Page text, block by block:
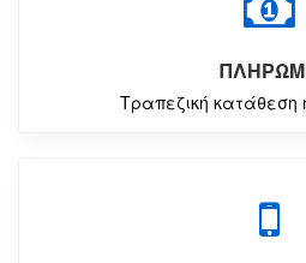
Τραπεζική κατάθεση